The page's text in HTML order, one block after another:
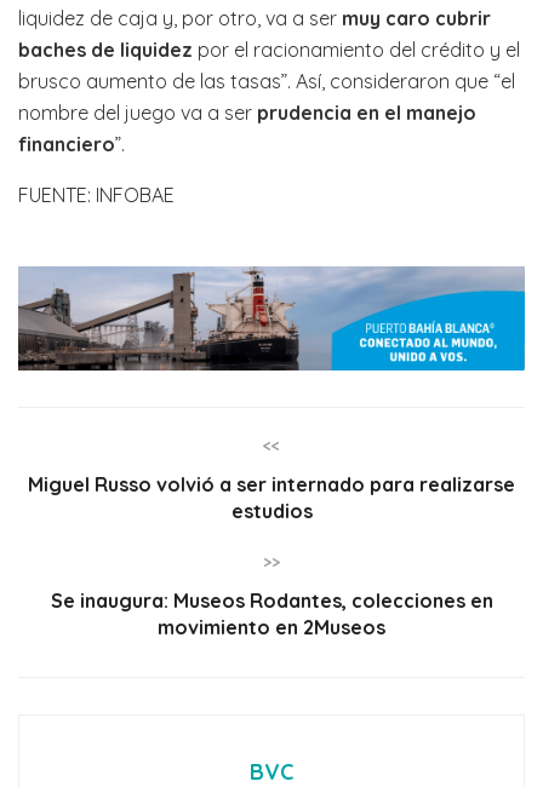
liquidez de caja y, por otro, va a ser muy caro cubrir
baches de liquidez por el racionamiento del crédito y el
brusco aumento de las tasas”. Así, consideraron que “el
nombre del juego va a ser prudencia en el manejo
financiero”.
FUENTE: INFOBAE
<<
Miguel Russo volvió a ser internado para realizarse
estudios
>>
Se inaugura: Museos Rodantes, colecciones en
movimiento en 2Museos
BVC